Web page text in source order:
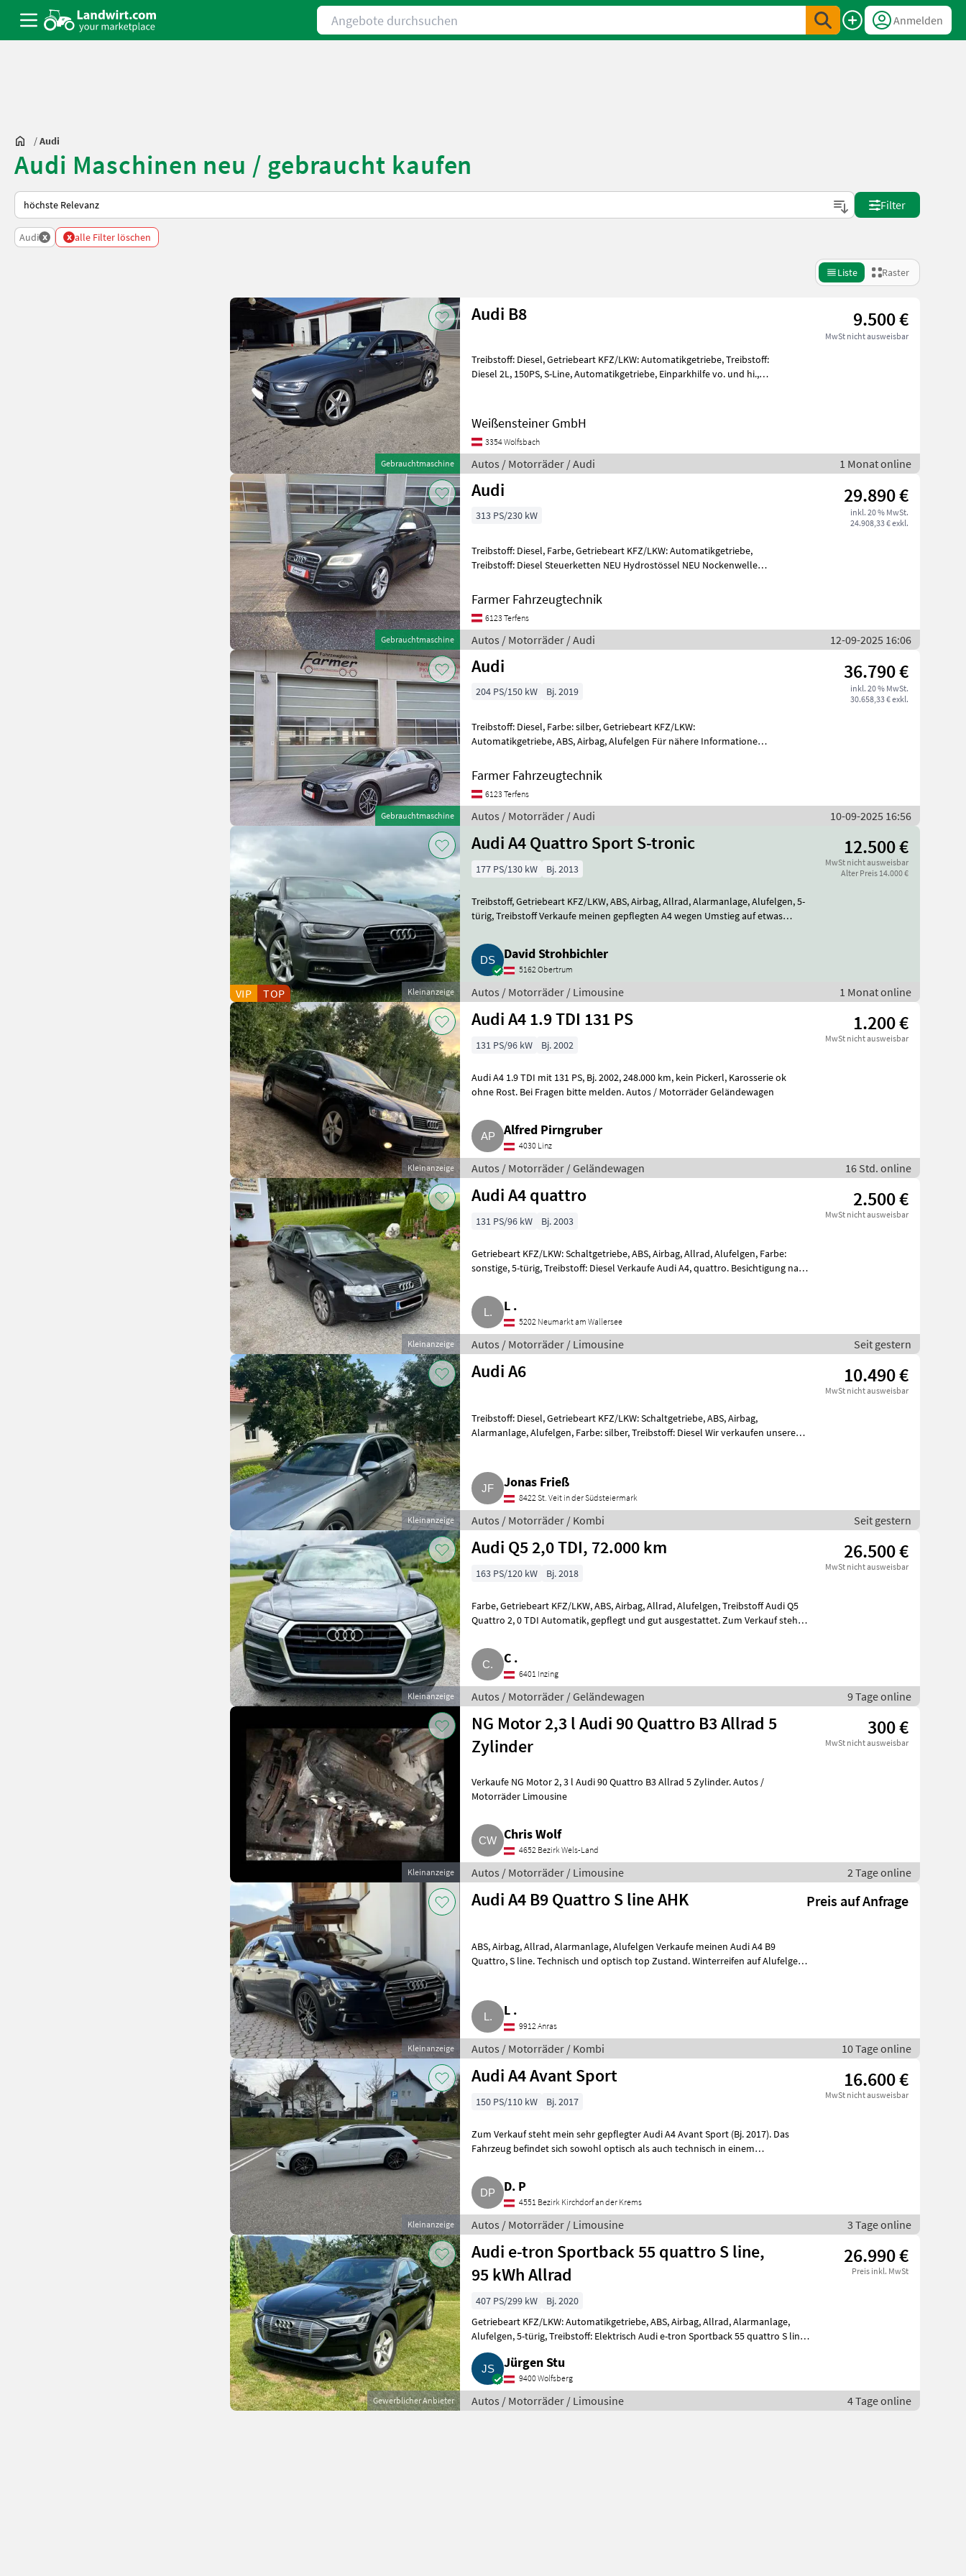
Angebote durchsuchen
Anmelden
/Audi
Audi Maschinen neu / gebraucht kaufen
So wird auf Landwirt.com sortiert
Filter
Audi x x alle Filter löschen
Liste Raster
Gebrauchtmaschine
Audi B8 9.500 €
MwSt nicht ausweisbar
Treibstoff: Diesel, Getriebeart KFZ/LKW: Automatikgetriebe, Treibstoff:
Diesel 2L, 150PS, S-Line, Automatikgetriebe, Einparkhilfe vo. und hi.,
Weißensteiner GmbH
3354 Wolfsbach
Autos / Motorräder / Audi 1 Monat online
Gebrauchtmaschine
Audi 29.890 €
inkl. 20 % MwSt.
24.908,33 € exkl.
313 PS/230 kW
Treibstoff: Diesel, Farbe, Getriebeart KFZ/LKW: Automatikgetriebe,
Treibstoff: Diesel Steuerketten NEU Hydrostössel NEU Nockenwellen
Farmer Fahrzeugtechnik
6123 Terfens
Autos / Motorräder / Audi 12-09-2025 16:06
Gebrauchtmaschine
Audi 36.790 €
inkl. 20 % MwSt.
30.658,33 € exkl.
204 PS/150 kW Bj. 2019
Treibstoff: Diesel, Farbe: silber, Getriebeart KFZ/LKW:
Automatikgetriebe, ABS, Airbag, Alufelgen Für nähere Informationen
Farmer Fahrzeugtechnik
6123 Terfens
Autos / Motorräder / Audi 10-09-2025 16:56
Kleinanzeige
VIP TOP
Audi A4 Quattro Sport S-tronic 12.500 €
MwSt nicht ausweisbar
Alter Preis 14.000 €
177 PS/130 kW Bj. 2013
Treibstoff, Getriebeart KFZ/LKW, ABS, Airbag, Allrad, Alarmanlage, Alufelgen, 5-
türig, Treibstoff Verkaufe meinen gepflegten A4 wegen Umstieg auf etwas
David Strohbichler
5162 Obertrum
Autos / Motorräder / Limousine 1 Monat online
Kleinanzeige
Audi A4 1.9 TDI 131 PS 1.200 €
MwSt nicht ausweisbar
131 PS/96 kW Bj. 2002
Audi A4 1.9 TDI mit 131 PS, Bj. 2002, 248.000 km, kein Pickerl, Karosserie ok
ohne Rost. Bei Fragen bitte melden. Autos / Motorräder Geländewagen
Alfred Pirngruber
4030 Linz
Autos / Motorräder / Geländewagen 16 Std. online
Kleinanzeige
Audi A4 quattro 2.500 €
MwSt nicht ausweisbar
131 PS/96 kW Bj. 2003
Getriebeart KFZ/LKW: Schaltgetriebe, ABS, Airbag, Allrad, Alufelgen, Farbe:
sonstige, 5-türig, Treibstoff: Diesel Verkaufe Audi A4, quattro. Besichtigung nach
L .
5202 Neumarkt am Wallersee
Autos / Motorräder / Limousine Seit gestern
Kleinanzeige
Audi A6 10.490 €
MwSt nicht ausweisbar
Treibstoff: Diesel, Getriebeart KFZ/LKW: Schaltgetriebe, ABS, Airbag,
Alarmanlage, Alufelgen, Farbe: silber, Treibstoff: Diesel Wir verkaufen unseren
Jonas Frieß
8422 St. Veit in der Südsteiermark
Autos / Motorräder / Kombi Seit gestern
Kleinanzeige
Audi Q5 2,0 TDI, 72.000 km 26.500 €
MwSt nicht ausweisbar
163 PS/120 kW Bj. 2018
Farbe, Getriebeart KFZ/LKW, ABS, Airbag, Allrad, Alufelgen, Treibstoff Audi Q5
Quattro 2, 0 TDI Automatik, gepflegt und gut ausgestattet. Zum Verkauf steht
C .
6401 Inzing
Autos / Motorräder / Geländewagen 9 Tage online
Kleinanzeige
NG Motor 2,3 l Audi 90 Quattro B3 Allrad 5
Zylinder
300 €
MwSt nicht ausweisbar
Verkaufe NG Motor 2, 3 l Audi 90 Quattro B3 Allrad 5 Zylinder. Autos /
Motorräder Limousine
Chris Wolf
4652 Bezirk Wels-Land
Autos / Motorräder / Limousine 2 Tage online
Kleinanzeige
Audi A4 B9 Quattro S line AHK Preis auf Anfrage
ABS, Airbag, Allrad, Alarmanlage, Alufelgen Verkaufe meinen Audi A4 B9
Quattro, S line. Technisch und optisch top Zustand. Winterreifen auf Alufelgen
L .
9912 Anras
Autos / Motorräder / Kombi 10 Tage online
Kleinanzeige
Audi A4 Avant Sport 16.600 €
MwSt nicht ausweisbar
150 PS/110 kW Bj. 2017
Zum Verkauf steht mein sehr gepflegter Audi A4 Avant Sport (Bj. 2017). Das
Fahrzeug befindet sich sowohl optisch als auch technisch in einem
D. P
4551 Bezirk Kirchdorf an der Krems
Autos / Motorräder / Limousine 3 Tage online
Gewerblicher Anbieter
Audi e-tron Sportback 55 quattro S line,
95 kWh Allrad
26.990 €
Preis inkl. MwSt
407 PS/299 kW
Bj. 2020
Getriebeart KFZ/LKW: Automatikgetriebe, ABS, Airbag, Allrad, Alarmanlage,
Alufelgen, 5-türig, Treibstoff: Elektrisch Audi e-tron Sportback 55 quattro S line
in Top-Zustand
Jürgen Stu
9400 Wolfsberg
Autos / Motorräder / Limousine 4 Tage online